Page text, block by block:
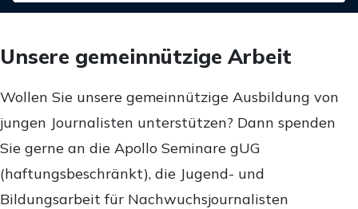
Unsere gemeinnützige Arbeit
Wollen Sie unsere gemeinnützige Ausbildung von
jungen Journalisten unterstützen? Dann spenden
Sie gerne an die Apollo Seminare gUG
(haftungsbeschränkt), die Jugend- und
Bildungsarbeit für Nachwuchsjournalisten